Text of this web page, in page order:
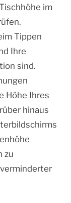
im
Tippen
Ihre
sind.
Höhe Ihres
hinaus
zu